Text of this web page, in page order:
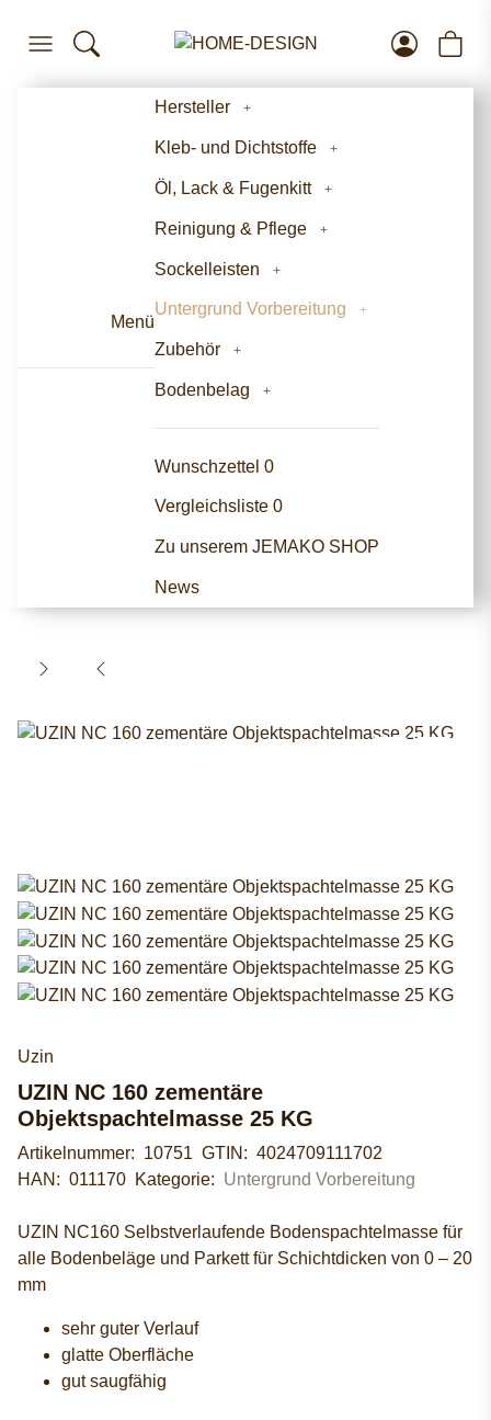
Menü
Hersteller
Kleb- und Dichtstoffe
Öl, Lack & Fugenkitt
Reinigung & Pflege
Sockelleisten
Untergrund Vorbereitung
Zubehör
Bodenbelag
Wunschzettel 0
Vergleichsliste 0
Zu unserem JEMAKO SHOP
News
Uzin
UZIN NC 160 zementäre
Objektspachtelmasse 25 KG
Artikelnummer: 10751 GTIN: 4024709111702
HAN: 011170 Kategorie: Untergrund Vorbereitung
UZIN NC160 Selbstverlaufende Bodenspachtelmasse für
alle Bodenbeläge und Parkett für Schichtdicken von 0 – 20
mm
sehr guter Verlauf
glatte Oberfläche
gut saugfähig